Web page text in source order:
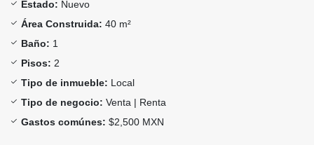
Estado: Nuevo
Área Construida: 40 m²
Baño: 1
Pisos: 2
Tipo de inmueble: Local
Tipo de negocio: Venta | Renta
Gastos comúnes: $2,500 MXN